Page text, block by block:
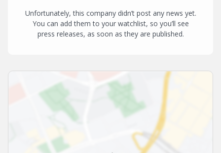
Unfortunately, this company didn’t post any news yet.
You can add them to your watchlist, so you’ll see
press releases, as soon as they are published.